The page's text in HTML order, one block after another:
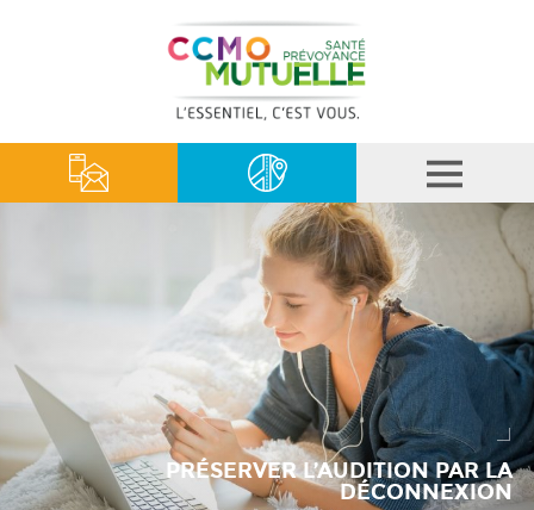
PRÉSERVER L’AUDITION PAR LA
DÉCONNEXION